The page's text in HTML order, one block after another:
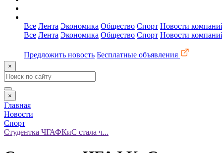
Все Лента Экономика Общество Спорт Новости
Все Лента Экономика Общество Спорт Новости
Предложить новость Бесплатные объявления
×
×
Главная
Новости
Спорт
Студентка ЧГАФКиС стала ч...